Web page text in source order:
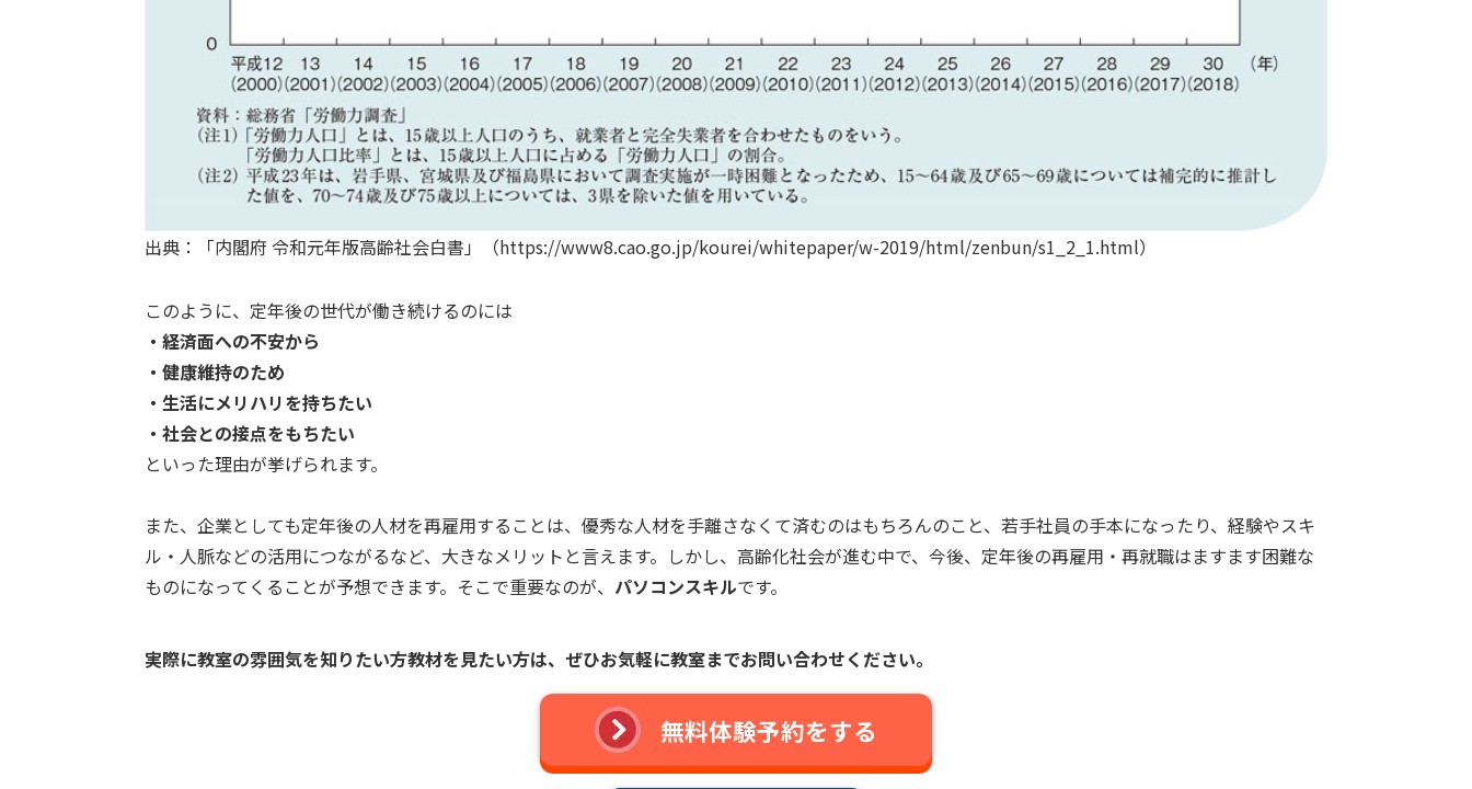
出典：「内閣府 令和元年版高齢社会白書」（https://www8.cao.go.jp/kourei/whitepaper/w-2019/html/zenbun/s1_2_1.html）
このように、定年後の世代が働き続けるのには
・経済面への不安から
・健康維持のため
・生活にメリハリを持ちたい
・社会との接点をもちたい
といった理由が挙げられます。
また、企業としても定年後の人材を再雇用することは、優秀な人材を手離さなくて済むのはもちろんのこと、若手社員の手本になったり、経験やスキ
ル・人脈などの活用につながるなど、大きなメリットと言えます。しかし、高齢化社会が進む中で、今後、定年後の再雇用・再就職はますます困難な
ものになってくることが予想できます。そこで重要なのが、 パソコンスキルです。
実際に教室の雰囲気を知りたい方教材を見たい方は、 ぜひお気軽に教室までお問い合わせください。
無料体験予約をする